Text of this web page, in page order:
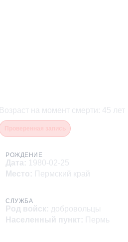
Возраст на момент смерти : 45 лет
РОЖДЕНИЕ
Дата: 1980-02-25
Место: Пермский край
СЛУЖБА
Род войск: добровольцы
Населенный пункт: Пермь